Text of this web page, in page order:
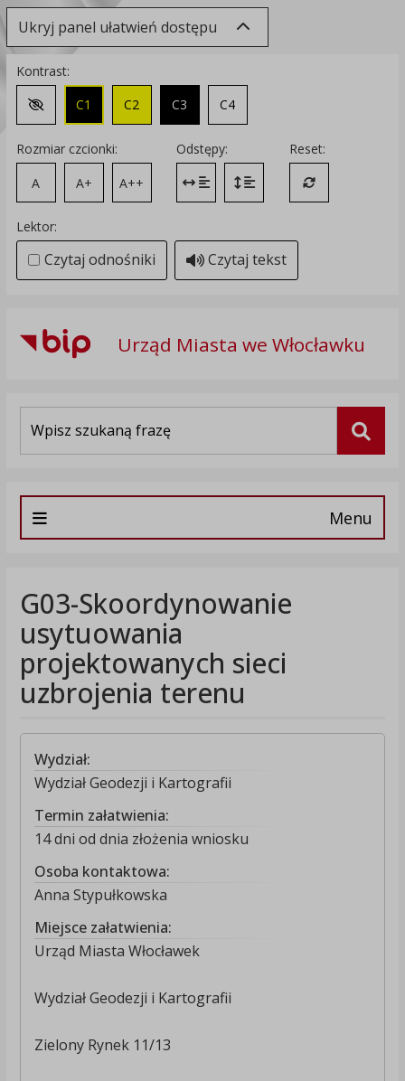
Ukryj panel ułatwień dostępu
Kontrast:
Zmień kontrast na domyślny
C1 C2 C3 C4
Rozmiar czcionki:
A
A+ A++
Odstępy:
Zmień odstęp między literami
Zmień interlinię i margines
Reset:
Przywróć
Lektor:
Czytaj odnośniki Czytaj tekst
Urząd Miasta we Włocławku
Menu
G03-Skoordynowanie
usytuowania
projektowanych sieci
uzbrojenia terenu
Wydział:
Wydział Geodezji i Kartografii
Termin załatwienia:
14 dni od dnia złożenia wniosku
Osoba kontaktowa:
Anna Stypułkowska
Miejsce załatwienia:
Urząd Miasta Włocławek
Wydział Geodezji i Kartografii
Zielony Rynek 11/13